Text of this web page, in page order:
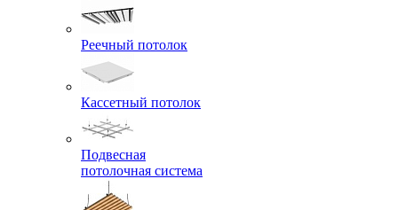
Реечный потолок
Кассетный потолок
Подвесная
потолочная система